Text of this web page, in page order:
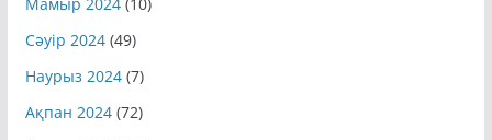
Мамыр 2024(10)
Сәуір 2024(49)
Наурыз 2024(7)
Ақпан 2024(72)